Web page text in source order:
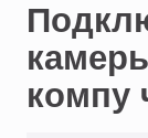
компу